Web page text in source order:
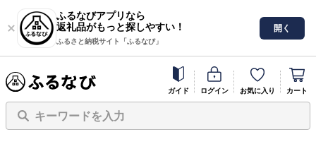
ふるなびアプリなら
返礼品がもっと探しやすい！
ふるさと納税サイト「ふるなび」
開く
ガイド ログイン お気に入り カート
キーワードを入力